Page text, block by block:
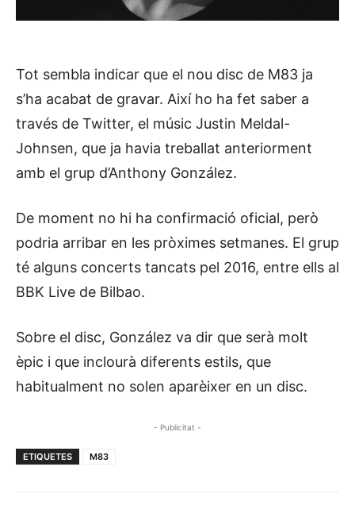
Tot sembla indicar que el nou disc de M83 ja
s’ha acabat de gravar. Així ho ha fet saber a
través de Twitter, el músic Justin Meldal-
Johnsen, que ja havia treballat anteriorment
amb el grup d’Anthony González.
De moment no hi ha confirmació oficial, però
podria arribar en les pròximes setmanes. El grup
té alguns concerts tancats pel 2016, entre ells al
BBK Live de Bilbao.
Sobre el disc, González va dir que serà molt
èpic i que inclourà diferents estils, que
habitualment no solen aparèixer en un disc.
- Publicitat -
ETIQUETES M83